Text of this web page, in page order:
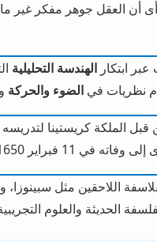
أن العقل جوهر مفكر غير
ابتكار الهندسة التحليلية
نظريات في الضوء والحركة
من قبل الملكة كريستينا
في 11 فبراير 1650.
اللاحقين مثل
الحديثة والعلوم